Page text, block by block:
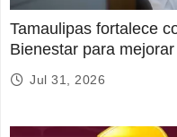
Tamaulipas fortalece
Bienestar para
Jul 31, 2026